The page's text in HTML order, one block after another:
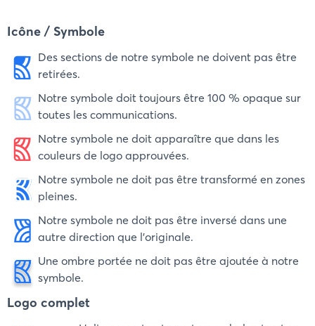
Icône / Symbole
Des sections de notre symbole ne doivent pas être
retirées.
Notre symbole doit toujours être 100 % opaque sur
toutes les communications.
Notre symbole ne doit apparaître que dans les
couleurs de logo approuvées.
Notre symbole ne doit pas être transformé en zones
pleines.
Notre symbole ne doit pas être inversé dans une
autre direction que l'originale.
Une ombre portée ne doit pas être ajoutée à notre
symbole.
Logo complet